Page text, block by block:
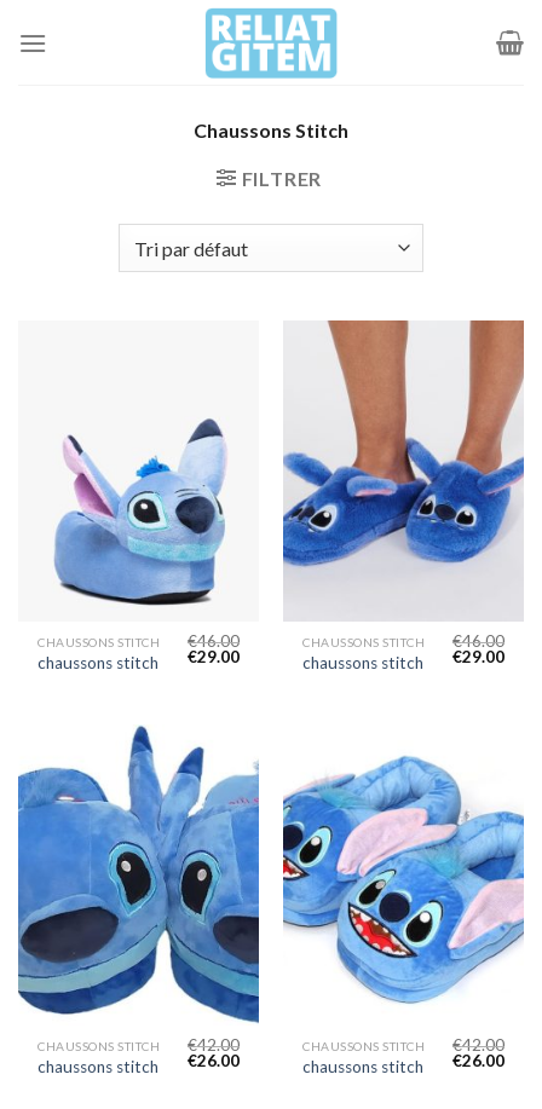
Chaussons Stitch
FILTRER
CHAUSSONS STITCH
chaussons stitch
€46.00
€29.00
CHAUSSONS STITCH
chaussons stitch
€46.00
€29.00
CHAUSSONS STITCH
chaussons stitch
€42.00
€26.00
CHAUSSONS STITCH
chaussons stitch
€42.00
€26.00